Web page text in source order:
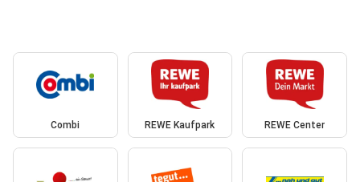
Combi REWE Kaufpark REWE Center